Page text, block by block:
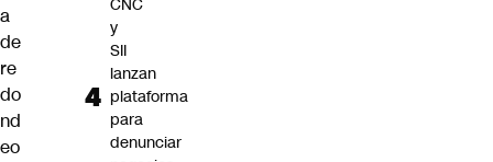
a
de
re
do
nd
eo
CNC
y
SII
lanzan
plataforma
para
denunciar